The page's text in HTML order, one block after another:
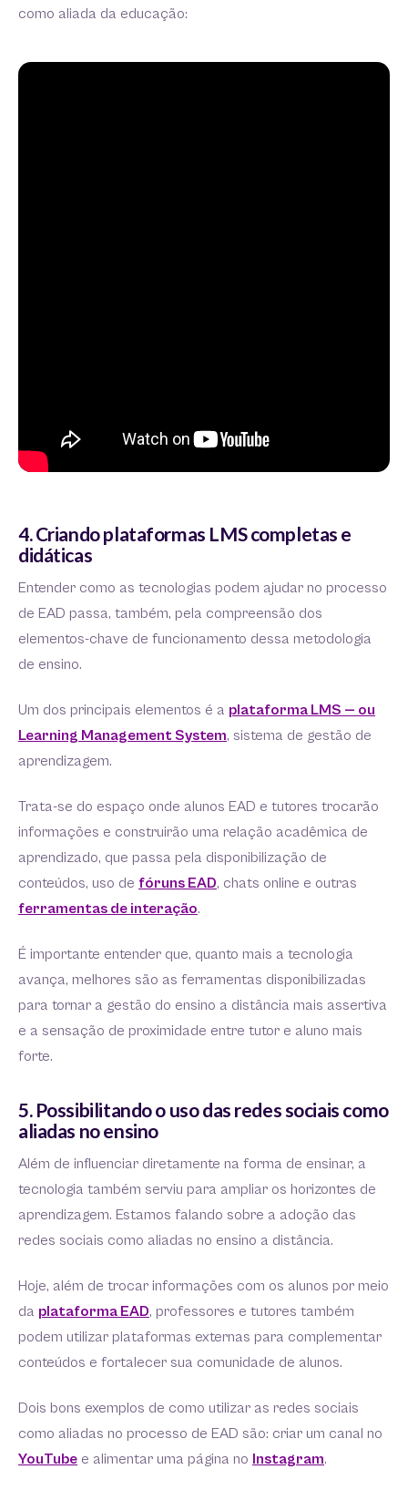
como aliada da educação:
4. Criando plataformas LMS completas e
didáticas
Entender como as tecnologias podem ajudar no processo
de EAD passa, também, pela compreensão dos
elementos-chave de funcionamento dessa metodologia
de ensino.
Um dos principais elementos é a plataforma LMS — ou
Learning Management System, sistema de gestão de
aprendizagem.
Trata-se do espaço onde alunos EAD e tutores trocarão
informações e construirão uma relação acadêmica de
aprendizado, que passa pela disponibilização de
conteúdos, uso de fóruns EAD, chats online e outras
ferramentas de interação.
É importante entender que, quanto mais a tecnologia
avança, melhores são as ferramentas disponibilizadas
para tornar a gestão do ensino a distância mais assertiva
e a sensação de proximidade entre tutor e aluno mais
forte.
5. Possibilitando o uso das redes sociais como
aliadas no ensino
Além de influenciar diretamente na forma de ensinar, a
tecnologia também serviu para ampliar os horizontes de
aprendizagem. Estamos falando sobre a adoção das
redes sociais como aliadas no ensino a distância.
Hoje, além de trocar informações com os alunos por meio
da plataforma EAD, professores e tutores também
podem utilizar plataformas externas para complementar
conteúdos e fortalecer sua comunidade de alunos.
Dois bons exemplos de como utilizar as redes sociais
como aliadas no processo de EAD são: criar um canal no
YouTube e alimentar uma página no Instagram.